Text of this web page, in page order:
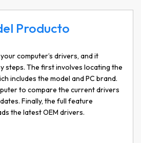
Producto
computer’s drivers, and it
steps. The first involves locating the
includes the model and PC brand.
to compare the current drivers
Finally, the full feature
the latest OEM drivers.